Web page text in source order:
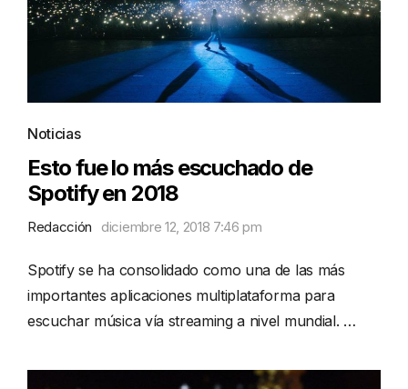
Noticias
Esto fue lo más escuchado de
Spotify en 2018
Redacción diciembre 12, 2018 7:46 pm
Spotify se ha consolidado como una de las más
importantes aplicaciones multiplataforma para
escuchar música vía streaming a nivel mundial. …